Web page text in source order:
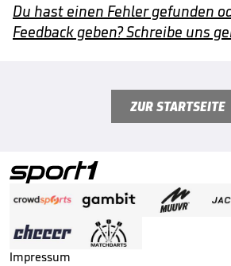
Du hast einen Fehler gefunden
Feedback geben? Schreibe uns
ZUR STARTSEITE
Impressum